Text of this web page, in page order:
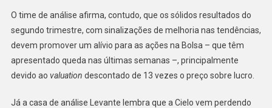
O time de análise afirma, contudo, que os sólidos resultados do
segundo trimestre, com sinalizações de melhoria nas tendências,
devem promover um alívio para as ações na Bolsa – que têm
apresentado queda nas últimas semanas –, principalmente
devido ao valuation descontado de 13 vezes o preço sobre lucro.
Já a casa de análise Levante lembra que a Cielo vem perdendo